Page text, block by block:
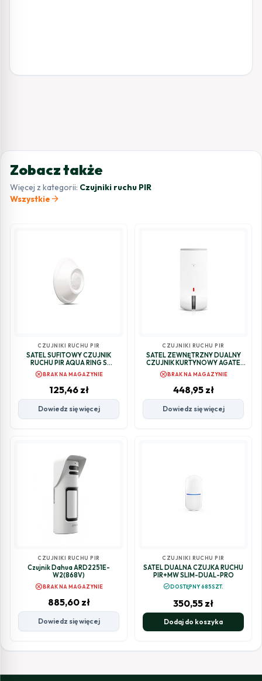
Zobacz także
Więcej z kategorii: Czujniki ruchu PIR
Wszystkie arrow_forward
CZUJNIKI RUCHU PIR
SATEL SUFITOWY CZUJNIK
RUCHU PIR AQUA RING S
ZASILANIE 24V AC/DC
cancelBRAK NA MAGAZYNIE
125,46 zł
Dowiedz się więcej
CZUJNIKI RUCHU PIR
SATEL ZEWNĘTRZNY DUALNY
CZUJNIK KURTYNOWY AGATE
cancelBRAK NA MAGAZYNIE
448,95 zł
Dowiedz się więcej
CZUJNIKI RUCHU PIR
Czujnik Dahua ARD2251E-
W2(868V)
cancelBRAK NA MAGAZYNIE
885,60 zł
Dowiedz się więcej
CZUJNIKI RUCHU PIR
SATEL DUALNA CZUJKA RUCHU
PIR+MW SLIM-DUAL-PRO
check_circleDOSTĘPNY 685SZT.
350,55 zł
Dodaj do koszyka